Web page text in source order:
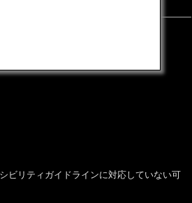
を選択してください)
ビリティガイドラインに対応していない可